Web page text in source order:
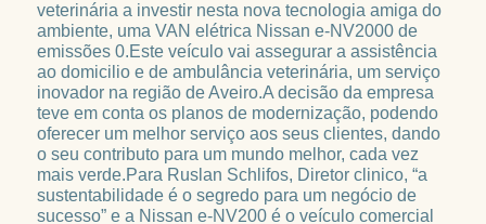
veterinária a investir nesta nova tecnologia amiga do
ambiente, uma VAN elétrica Nissan e-NV2000 de
emissões 0.Este veículo vai assegurar a assistência
ao domicilio e de ambulância veterinária, um serviço
inovador na região de Aveiro.A decisão da empresa
teve em conta os planos de modernização, podendo
oferecer um melhor serviço aos seus clientes, dando
o seu contributo para um mundo melhor, cada vez
mais verde.Para Ruslan Schlifos, Diretor clinico, “a
sustentabilidade é o segredo para um negócio de
sucesso” e a Nissan e-NV200 é o veículo comercial